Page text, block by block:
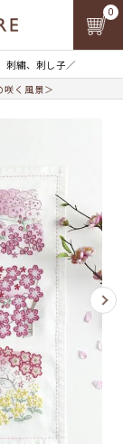
刺繍、刺し子／
0
咲く風景＞